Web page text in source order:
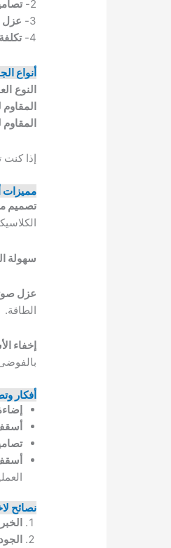
2-
3-
عزل
4-
أنواع
النوع
المقاوم
إذا
مميزات
تصميم
سهولة
عزل
الطاقة.
إخفاء
أفكار
نصائح